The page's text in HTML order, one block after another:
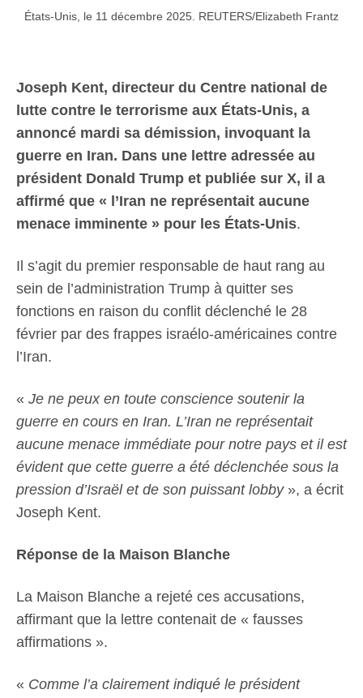
États-Unis, le 11 décembre 2025. REUTERS/Elizabeth Frantz
Joseph Kent, directeur du Centre national de
lutte contre le terrorisme aux États-Unis, a
annoncé mardi sa démission, invoquant la
guerre en Iran. Dans une lettre adressée au
président Donald Trump et publiée sur X, il a
affirmé que « l’Iran ne représentait aucune
menace imminente » pour les États-Unis.
Il s’agit du premier responsable de haut rang au
sein de l’administration Trump à quitter ses
fonctions en raison du conflit déclenché le 28
février par des frappes israélo-américaines contre
l’Iran.
« Je ne peux en toute conscience soutenir la
guerre en cours en Iran. L’Iran ne représentait
aucune menace immédiate pour notre pays et il est
évident que cette guerre a été déclenchée sous la
pression d’Israël et de son puissant lobby», a écrit
Joseph Kent.
Réponse de la Maison Blanche
La Maison Blanche a rejeté ces accusations,
affirmant que la lettre contenait de « fausses
affirmations ».
« Comme l’a clairement indiqué le président